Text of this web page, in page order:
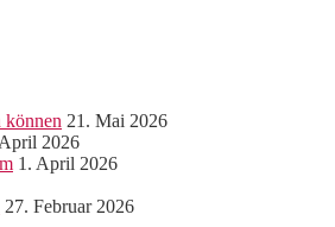
können 21. Mai 2026
2026
1. April 2026
27. Februar 2026